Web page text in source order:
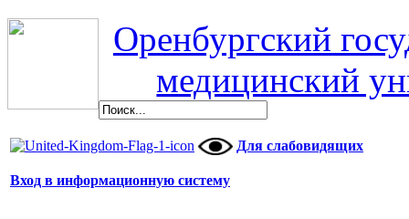
Оренбургский
медицинский
Для слабовидящих
Вход в информационную систему